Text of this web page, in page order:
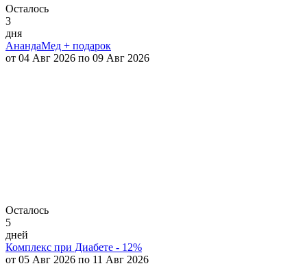
Осталось
3
дня
АнандаМед + подарок
от 04 Авг 2026 по 09 Авг 2026
Осталось
5
дней
Комплекс при Диабете - 12%
от 05 Авг 2026 по 11 Авг 2026